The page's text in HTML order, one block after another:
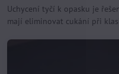
Uchycení tyčí k opasku je
mají eliminovat cukání při